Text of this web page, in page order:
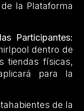
la Plataforma
Participantes:
dentro de
tiendas físicas,
para la
de la